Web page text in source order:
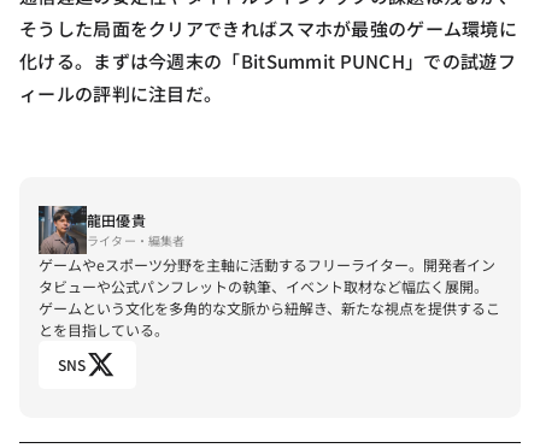
そうした局面をクリアできればスマホが最強のゲーム環境に
化ける。まずは今週末の「BitSummit PUNCH」での試遊フ
ィールの評判に注目だ。
龍田優貴
ライター・編集者
ゲームやeスポーツ分野を主軸に活動するフリーライター。開発者イン
タビューや公式パンフレットの執筆、イベント取材など幅広く展開。
ゲームという文化を多角的な文脈から紐解き、新たな視点を提供するこ
とを目指している。
SNS